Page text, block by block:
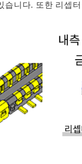
니다. 또한 리셉